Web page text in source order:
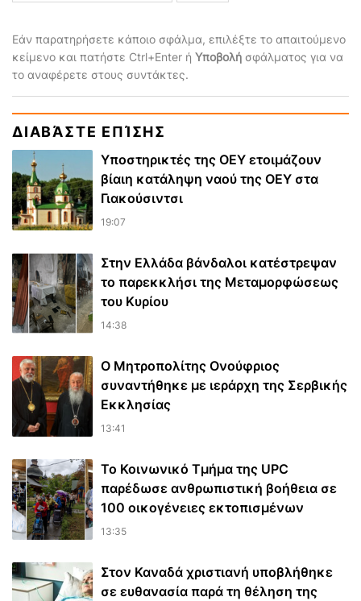
Εάν παρατηρήσετε κάποιο σφάλμα, επιλέξτε το απαιτούμενο
κείμενο και πατήστε Ctrl+Enter ή Υποβολή σφάλματος για να
το αναφέρετε στους συντάκτες.
ΔΙΑΒΆΣΤΕ ΕΠΊΣΗΣ
Υποστηρικτές της ΟΕΥ ετοιμάζουν
βίαιη κατάληψη ναού της ΟΕΥ στα
Γιακούσιντσι
19:07
Στην Ελλάδα βάνδαλοι κατέστρεψαν
το παρεκκλήσι της Μεταμορφώσεως
του Κυρίου
14:38
Ο Μητροπολίτης Ονούφριος
συναντήθηκε με ιεράρχη της Σερβικής
Εκκλησίας
13:41
Το Κοινωνικό Τμήμα της UPC
παρέδωσε ανθρωπιστική βοήθεια σε
100 οικογένειες εκτοπισμένων
13:35
Στον Καναδά χριστιανή υποβλήθηκε
σε ευθανασία παρά τη θέληση της